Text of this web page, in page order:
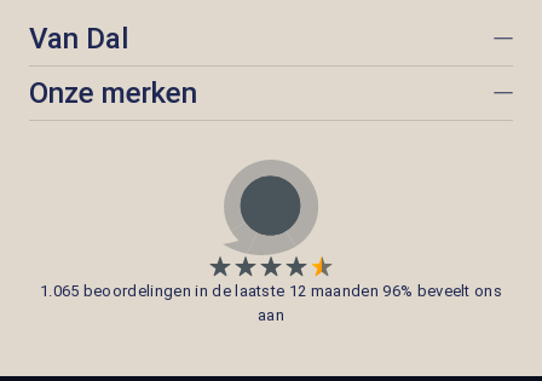
Van Dal
Onze merken
1.065 beoordelingen in de laatste 12 maanden 96% beveelt ons
aan